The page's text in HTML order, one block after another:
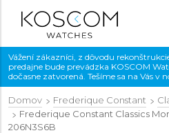
Vážení zákazníci, z dôvodu
predajne bude prevádzka KOSCOM
dočasne zatvorená. Tešíme sa na Vás v
Domov Frederique Constant
Frederique Constant Classics
206N3S6B